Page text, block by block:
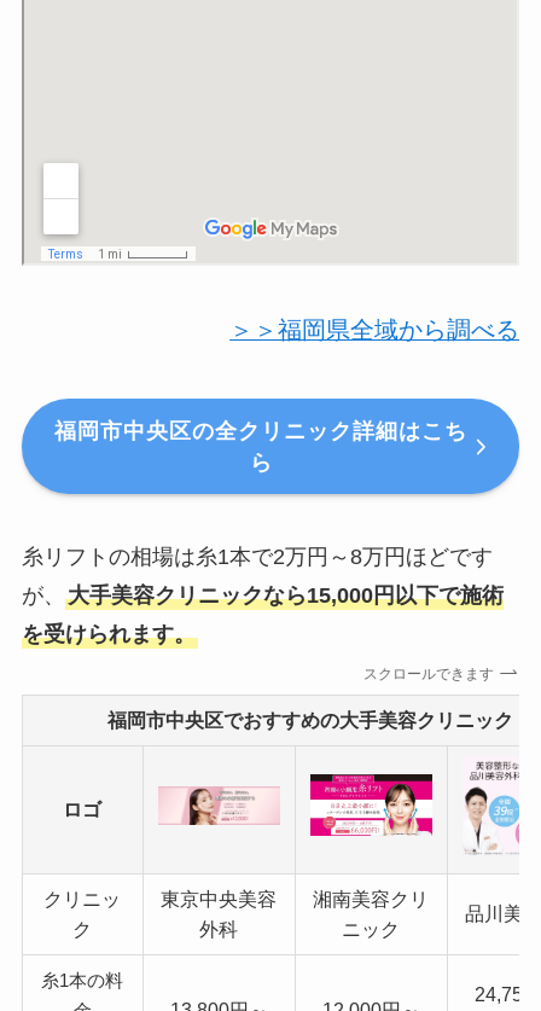
＞＞福岡県全域から調べる
福岡市中央区の全クリニック詳細はこち
ら
糸リフトの相場は糸1本で2万円～8万円ほどです
が、 大手美容クリニックなら15,000円以下で施術
を受けられます。
スクロールできます
福岡市中央区でおすすめの大手美容クリニック
ロゴ
クリニッ
ク
東京中央美容
外科
湘南美容クリ
ニック
品川美
糸1本の料
24,750